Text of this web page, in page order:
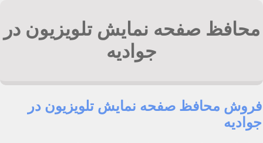
محافظ صفحه نمایش تلویزیون در
جوادیه
فروش محافظ صفحه نمایش تلویزیون در
جوادیه